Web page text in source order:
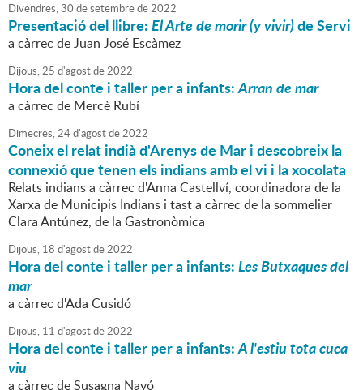
Divendres,30 desetembrede2022
Presentació del llibre:El Arte de morir (y vivir)de Servi
a càrrec de Juan José Escàmez
Dijous,25 d'agostde2022
Hora del conte i taller per a infants:Arran de mar
a càrrec de Mercè Rubí
Dimecres,24d'agostde2022
Coneix el relat indià d'Arenys de Mar i descobreix la
connexió que tenen els indians amb el vi i la xocolata
Relats indians a càrrec d'Anna Castellví, coordinadora de la
Xarxa de Municipis Indians i tast a càrrec de la sommelier
Clara Antúnez, de la Gastronòmica
Dijous, 18 d'agostde2022
Hora del conte i taller per a infants:Les Butxaques del
mar
a càrrec d'Ada Cusidó
Dijous, 11 d'agostde2022
Hora del conte i taller per a infants:A l'estiu tota cuca
viu
a càrrec de Susagna Navó